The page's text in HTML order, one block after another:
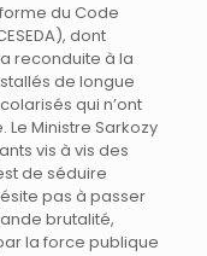
du Code
dont
reconduite à la
de longue
qui n’ont
Le Ministre Sarkozy
vis à vis des
de séduire
pas à passer
brutalité,
la force publique